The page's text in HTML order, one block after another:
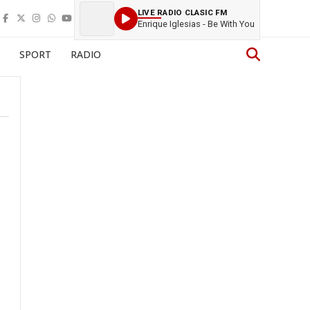
LIVE RADIO CLASIC FM
Enrique Iglesias - Be With You
SPORT RADIO